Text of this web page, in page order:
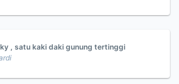
, satu kaki daki gunung tertinggi